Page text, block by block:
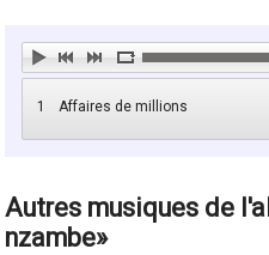
1 Affaires de millions
Autres musiques de
nzambe